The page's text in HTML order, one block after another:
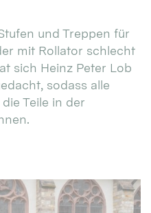
und Treppen für
mit Rollator schlecht
sich Heinz Peter Lob
sodass alle
Teile in der